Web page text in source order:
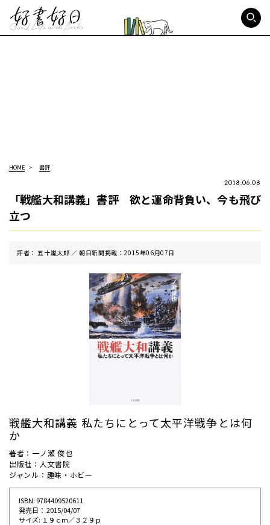
HOME 書評
2018.06.08
「戦艦大和講義」書評 欲と運命背負い、今も飛び
立つ
評者： 五十嵐太郎 ／ 朝⽇新聞掲載：2015年06月07日
戦艦大和講義 私たちにとって太平洋戦争とは何
か
著者：一ノ瀬 俊也
出版社：人文書院
ジャンル：趣味・ホビー
ISBN: 9784409520611
発売⽇： 2015/04/07
サイズ: １９ｃｍ／３２９ｐ